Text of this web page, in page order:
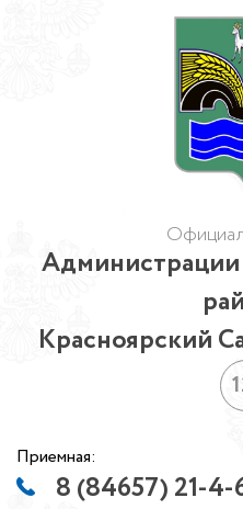
Красноярский
Приемная:
8 (84657) 21-4-